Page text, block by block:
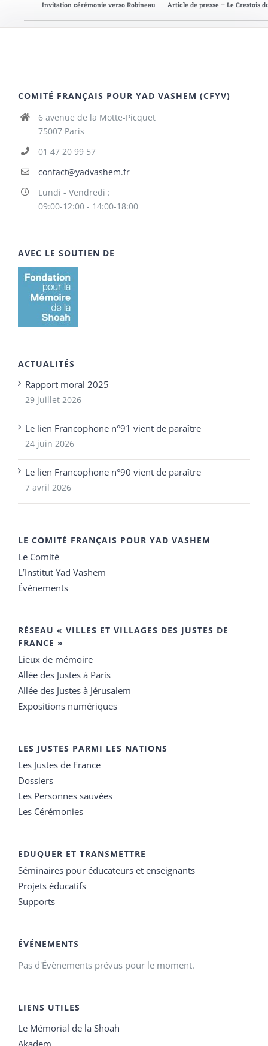
Invitation cérémonie verso Robineau
COMITÉ FRANÇAIS POUR YAD VASHEM (CFYV)
6 avenue de la Motte-Picquet
75007 Paris
01 47 20 99 57
contact@yadvashem.fr
Lundi - Vendredi :
09:00-12:00 - 14:00-18:00
AVEC LE SOUTIEN DE
ACTUALITÉS
Rapport moral 2025
29 juillet 2026
Le lien Francophone n°91 vient de paraître
24 juin 2026
Le lien Francophone n°90 vient de paraître
7 avril 2026
LE COMITÉ FRANÇAIS POUR YAD VASHEM
Le Comité
L’Institut Yad Vashem
Événements
RÉSEAU « VILLES ET VILLAGES DES JUSTES DE
FRANCE »
Lieux de mémoire
Allée des Justes à Paris
Allée des Justes à Jérusalem
Expositions numériques
LES JUSTES PARMI LES NATIONS
Les Justes de France
Dossiers
Les Personnes sauvées
Les Cérémonies
EDUQUER ET TRANSMETTRE
Séminaires pour éducateurs et enseignants
Projets éducatifs
Supports
ÉVÉNEMENTS
Pas d'Évènements prévus pour le moment.
LIENS UTILES
Le Mémorial de la Shoah
Akadem